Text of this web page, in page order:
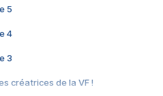
5
4
3
créatrices de la VF !